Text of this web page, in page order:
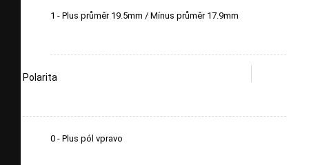
1 - Plus průměr 19.5mm / Mínus průměr 17.9mm
Polarita
0 - Plus pól vpravo